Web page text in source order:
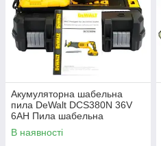
Акумуляторна шабельна
пила DeWalt DCS380N 36V
6AH Пила шабельна
акумуляторна DeWALT АКБ
ножівка Девольт
В наявності